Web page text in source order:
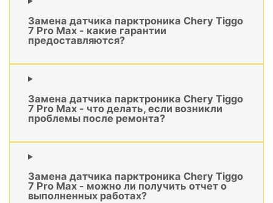
Замена датчика парктроника Chery Tiggo
7 Pro Max - какие гарантии
предоставляются?
Замена датчика парктроника Chery Tiggo
7 Pro Max - что делать, если возникли
проблемы после ремонта?
Замена датчика парктроника Chery Tiggo
7 Pro Max - можно ли получить отчет о
выполненных работах?